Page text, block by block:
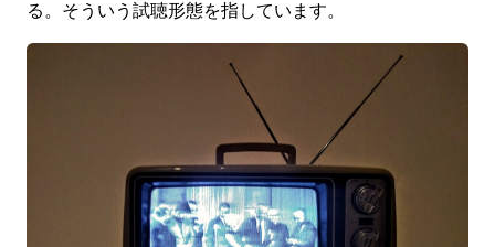
る。そういう試聴形態を指しています。